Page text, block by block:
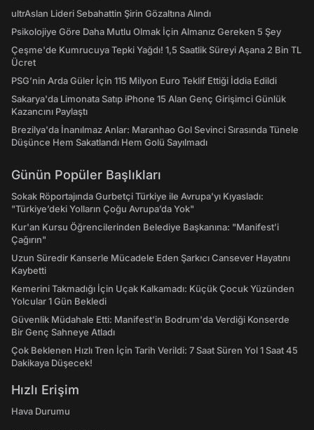
ultrAslan Lideri Sebahattin Şirin Gözaltına Alındı
Psikolojiye Göre Daha Mutlu Olmak İçin Almanız Gereken 5 Şey
Çeşme'de Kumrucuya Tepki Yağdı! 1,5 Saatlik Süreyi Aşana 2 Bin TL
Ücret
PSG’nin Arda Güler İçin 115 Milyon Euro Teklif Ettiği İddia Edildi
Sakarya'da Limonata Satıp iPhone 15 Alan Genç Girişimci Günlük
Kazancını Paylaştı
Brezilya'da İnanılmaz Anlar: Maranhao Gol Sevinci Sırasında Tünele
Düşünce Hem Sakatlandı Hem Golü Sayılmadı
Günün Popüler Başlıkları
Sokak Röportajında Gurbetçi Türkiye ile Avrupa'yı Kıyasladı:
"Türkiye’deki Yolların Çoğu Avrupa’da Yok"
Kur'an Kursu Öğrencilerinden Belediye Başkanına: "Manifest’i
Çağırın"
Uzun Süredir Kanserle Mücadele Eden Şarkıcı Cansever Hayatını
Kaybetti
Kemerini Takmadığı İçin Uçak Kalkamadı: Küçük Çocuk Yüzünden
Yolcular 1 Gün Bekledi
Güvenlik Müdahale Etti: Manifest'in Bodrum'da Verdiği Konserde
Bir Genç Sahneye Atladı
Çok Beklenen Hızlı Tren İçin Tarih Verildi: 7 Saat Süren Yol 1 Saat 45
Dakikaya Düşecek!
Hızlı Erişim
Hava Durumu